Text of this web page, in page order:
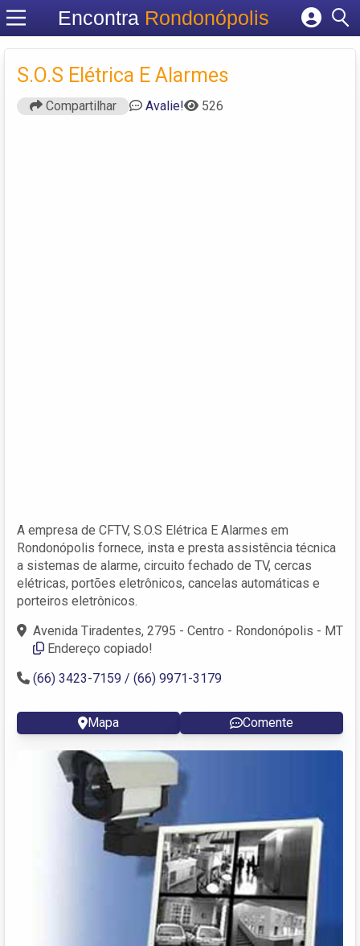
Encontra Rondonópolis
Cadastrar empresa
Criar conta
S.O.S Elétrica E Alarmes
Compartilhar Avalie! 526
A empresa de CFTV, S.O.S Elétrica E Alarmes em
Rondonópolis fornece, insta e presta assistência técnica
a sistemas de alarme, circuito fechado de TV, cercas
elétricas, portões eletrônicos, cancelas automáticas e
porteiros eletrônicos.
Avenida Tiradentes, 2795 - Centro - Rondonópolis - MT
Endereço copiado!
(66) 3423-7159 / (66) 9971-3179
Mapa Comente